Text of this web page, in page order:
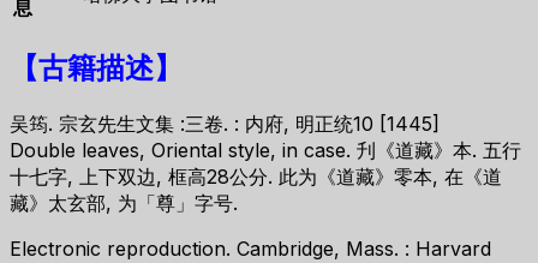
息
【古籍描述】
吴筠. 宗玄先生文集 :三卷. : 内府, 明正统10 [1445]
Double leaves, Oriental style, in case. 刋《道藏》本. 五行
十七字, 上下双边, 框高28公分. 此为《道藏》零本, 在《道
藏》太玄部, 为「尊」字号.
Electronic reproduction. Cambridge, Mass. : Harvard